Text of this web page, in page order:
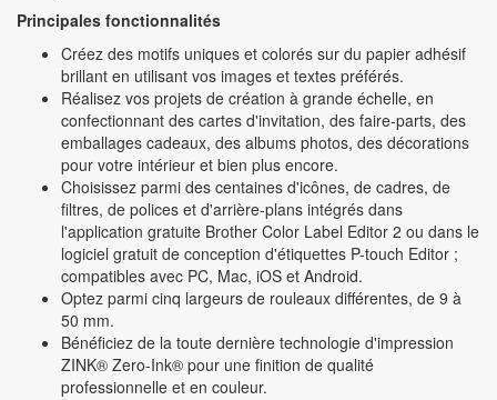
Principales fonctionnalités
Créez des motifs uniques et colorés sur du papier adhésif
brillant en utilisant vos images et textes préférés.
Réalisez vos projets de création à grande échelle, en
confectionnant des cartes d'invitation, des faire-parts, des
emballages cadeaux, des albums photos, des décorations
pour votre intérieur et bien plus encore.
Choisissez parmi des centaines d'icônes, de cadres, de
filtres, de polices et d'arrière-plans intégrés dans
l'application gratuite Brother Color Label Editor 2 ou dans le
logiciel gratuit de conception d'étiquettes P-touch Editor ;
compatibles avec PC, Mac, iOS et Android.
Optez parmi cinq largeurs de rouleaux différentes, de 9 à
50 mm.
Bénéficiez de la toute dernière technologie d'impression
ZINK® Zero-Ink® pour une finition de qualité
professionnelle et en couleur.